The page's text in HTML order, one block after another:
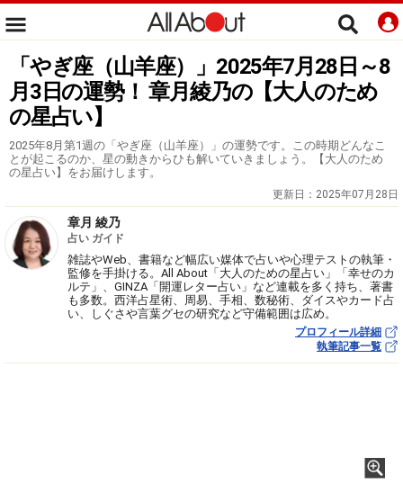
「やぎ座（山羊座）」2025年7月28日～8
月3日の運勢！ 章月綾乃の【大人のため
の星占い】
2025年8月第1週の「やぎ座（山羊座）」の運勢です。この時期どんなこ
とが起こるのか、星の動きからひも解いていきましょう。【大人のため
の星占い】をお届けします。
更新日： 2025年07月28日
章月 綾乃
占い ガイド
雑誌やWeb、書籍など幅広い媒体で占いや心理テストの執筆・
監修を手掛ける。All About「大人のための星占い」「幸せのカ
ルテ」、GINZA「開運レター占い」など連載を多く持ち、著書
も多数。西洋占星術、周易、手相、数秘術、ダイスやカード占
い、しぐさや言葉グセの研究など守備範囲は広め。
プロフィール詳細
執筆記事一覧